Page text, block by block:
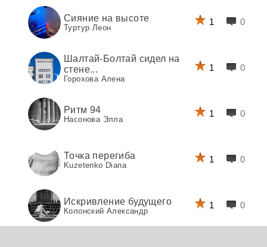
Сияние на высоте
Туртур Леон
1 0
Шалтай-Болтай сидел на
стене...
Горохова Алена
1 0
Ритм 94
Насонова Элла
1 0
Точка перегиба
Kuzetenko Diana
1 0
Искривление будущего
Колонский Александр
1 0